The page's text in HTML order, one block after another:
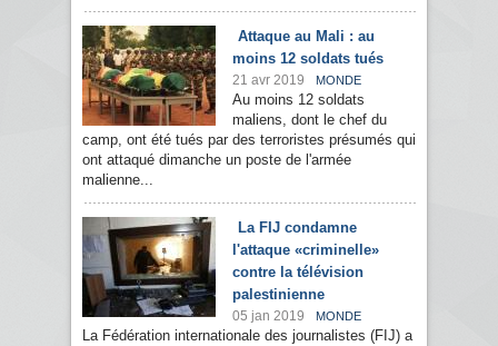
Attaque au Mali : au
moins 12 soldats tués
21 avr 2019 MONDE
Au moins 12 soldats
maliens, dont le chef du
camp, ont été tués par des terroristes présumés qui
ont attaqué dimanche un poste de l'armée
malienne...
La FIJ condamne
l'attaque «criminelle»
contre la télévision
palestinienne
05 jan 2019 MONDE
La Fédération internationale des journalistes (FIJ) a